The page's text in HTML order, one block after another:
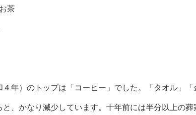
茶
年）のトップは「コーヒー」でした。「タオル」
と、かなり減少しています。十年前には半分以上の葬